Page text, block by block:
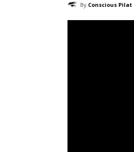
By Conscious Pilat